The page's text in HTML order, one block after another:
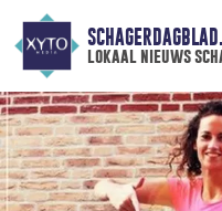
lokaal nieuws